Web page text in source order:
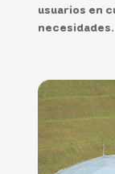
usuarios en
necesidades.